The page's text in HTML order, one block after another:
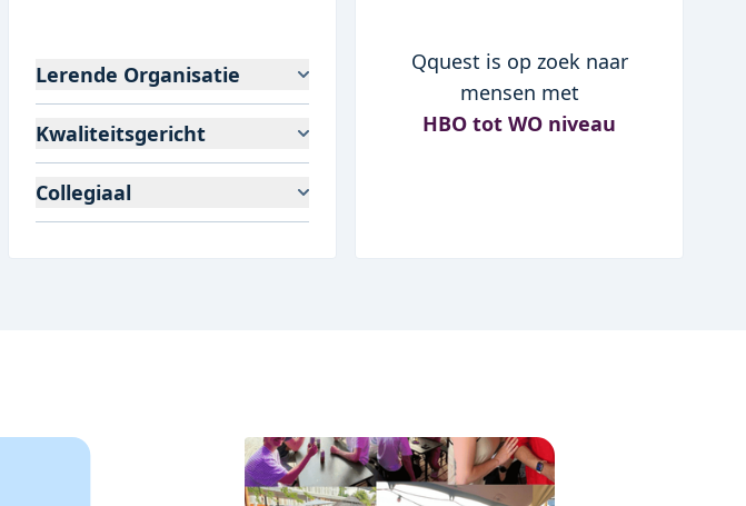
Lerende Organisatie
Kwaliteitsgericht
Collegiaal
Qquest is op zoek naar
mensen met
HBO tot WO niveau